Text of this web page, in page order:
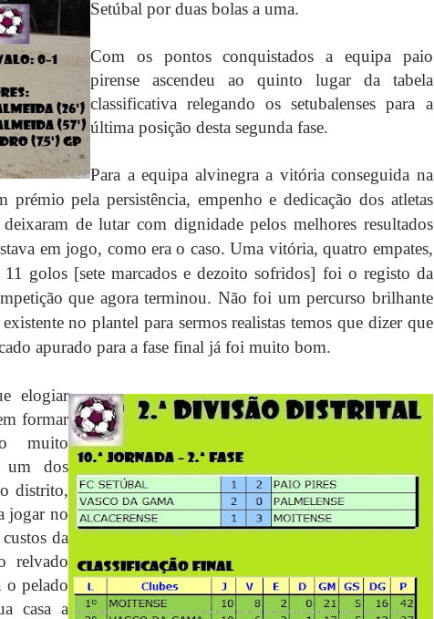
Setúbal por duas bolas a uma.
Com os pontos conquistados a equipa paio
pirense ascendeu ao quinto lugar da tabela
classificativa relegando os setubalenses para a
última posição desta segunda fase.
Para a equipa alvinegra a vitória conseguida na
pela persistência, empenho e dedicação dos atletas
de lutar com dignidade pelos melhores resultados
em jogo, como era o caso. Uma vitória, quatro empates,
golos [sete marcados e dezoitosofridos] foi o registo da
que agora terminou. Não foi um percurso brilhante
existente noplantel para sermos realistas temos que dizer que
apurado para a fase final já foi muito bom.
elogiar
formar
muito
um dos
distrito,
jogar no
da
relvado
o pelado
casa a